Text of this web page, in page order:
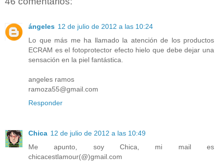
ángeles 12 de julio de 2012 a las 10:24
Lo que más me ha llamado la atención de los productos
ECRAM es el fotoprotector efecto hielo que debe dejar una
sensación en la piel fantástica.
angeles ramos
ramoza55@gmail.com
Responder
Chica 12 de julio de 2012 a las 10:49
Me apunto, soy Chica, mi mail es
chicacestlamour(@)gmail.com